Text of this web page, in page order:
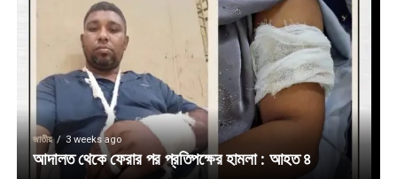
জাতীয় 3 weeks ago
আদালত থেকে ফেরার পর প্রতিপক্ষের হামলা : আহত ৪